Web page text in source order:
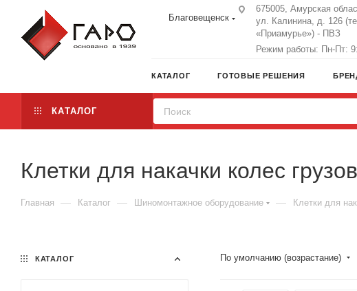
Благовещенск
675005, Амурская
ул. Калинина, д. 126
«Приамурье») - ПВЗ
Режим работы: Пн-Пт:
КАТАЛОГ ГОТОВЫЕ РЕШЕНИЯ
КАТАЛОГ
Клетки для накачки колес
Главная — Каталог — Шиномонтажное оборудование — Клетки для
По умолчанию (возрастание)
КАТАЛОГ